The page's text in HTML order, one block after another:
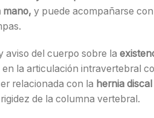
mano, y puede acompañarse con
aviso del cuerpo sobre la
la articulación intravertebral
relacionada con la hernia
de la columna vertebral.